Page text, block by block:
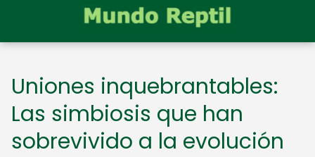
Uniones inquebrantables:
Las simbiosis que han
sobrevivido a la evolución